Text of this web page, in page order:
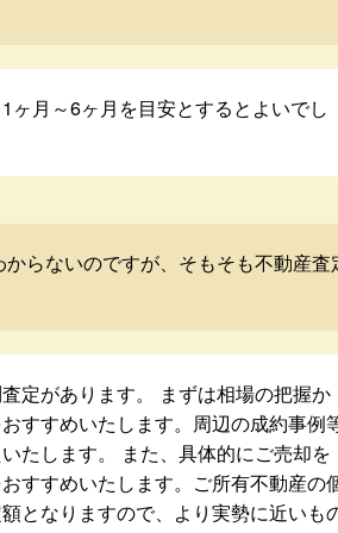
月～6ヶ月を目安とするとよいでし
らないのですが、そもそも不動産
定があります。 まずは相場の把握か
すすめいたします。周辺の成約事例
たします。 また、具体的にご売却を
すすめいたします。ご所有不動産の
となりますので、より実勢に近いも